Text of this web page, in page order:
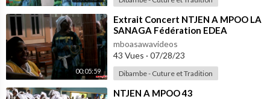
00:05:59
⁣Extrait Concert NTJEN A MPOO LA
SANAGA Fédération EDEA
mboasawavideos
43 Vues · 07/28/23
Dibambe - Cuture et Tradition
⁣NTJEN A MPOO 43